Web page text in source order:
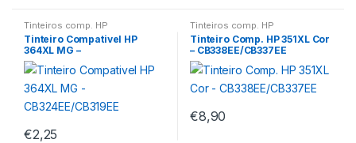
Tinteiros comp. HP
Tinteiro Compativel HP
364XL MG –
CB324EE/CB319EE
€2,25
Tinteiros comp. HP
Tinteiro Comp. HP 351XL Cor
– CB338EE/CB337EE
€8,90